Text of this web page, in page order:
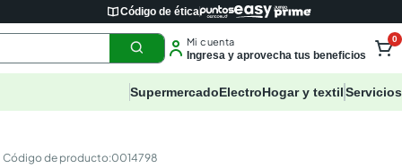
Código de ética
Mi cuenta
Ingresa y aprovecha tus beneficios
0
SupermercadoElectroHogar y textilServicios
:0014798